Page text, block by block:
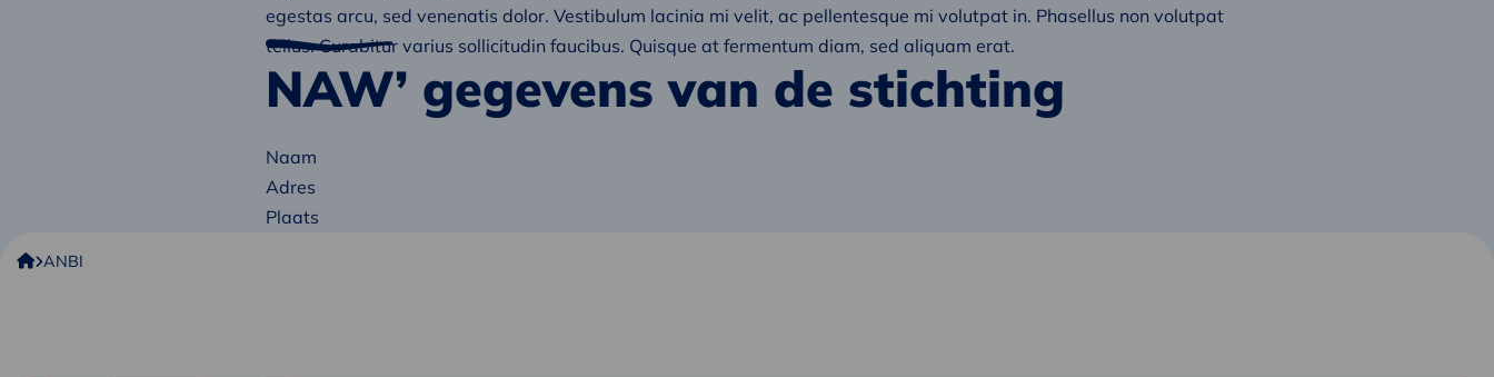
egestas arcu, sed venenatis dolor. Vestibulum lacinia mi velit, ac pellentesque mi volutpat in. Phasellus non volutpat
tellus. Curabitur varius sollicitudin faucibus. Quisque at fermentum diam, sed aliquam erat.
NAW’ gegevens van de stichting
Naam
Adres
Plaats
Copper8
ANBI